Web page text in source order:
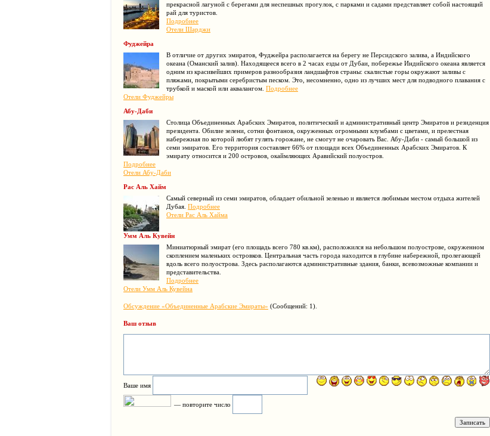
прекрасной лагуной с берегами для неспешных прогулок, с парками и садами представляет собой настоящий
рай для туристов.
Подробнее
Отели Шарджи
Фуджейра
В отличие от других эмиратов, Фуджейра располагается на берегу не Персидского залива, а Индийского
океана (Оманский залив). Находящееся всего в 2 часах езды от Дубаи, побережье Индийского океана является
одним из красивейших примеров разнообразия ландшафтов страны: скалистые горы окружают заливы с
пляжами, покрытыми серебристым песком. Это, несомненно, одно из лучших мест для подводного плавания с
трубкой и маской или аквалангом. Подробнее
Отели Фуджейры
Абу-Даби
Столица Объединенных Арабских Эмиратов, политический и административный центр Эмиратов и резиденция
президента. Обилие зелени, сотни фонтанов, окруженных огромными клумбами с цветами, и прелестная
набережная по которой любят гулять горожане, не смогут не очаровать Вас. Абу-Даби - самый большой из
семи эмиратов. Его территория составляет 66% от площади всех Объединенных Арабских Эмиратов. К
эмирату относится и 200 островов, окаймляющих Аравийский полуостров.
Подробнее
Отели Абу-Даби
Рас Аль Хайм
Самый северный из семи эмиратов, обладает обильной зеленью и является любимым местом отдыха жителей
Дубая. Подробнее
Отели Рас Аль Хайма
Умм Аль Кувейн
Миниатюрный эмират (его площадь всего 780 кв.км), расположился на небольшом полуострове, окруженном
скоплением маленьких островков. Центральная часть города находится в глубине набережной, пролегающей
вдоль всего полуострова. Здесь располагаются административные здания, банки, всевозможные компании и
представительства.
Подробнее
Отели Умм Аль Кувейна
Обсуждение «Объединенные Арабские Эмираты» (Сообщений: 1).
Ваш отзыв
Ваше имя
— повторите число